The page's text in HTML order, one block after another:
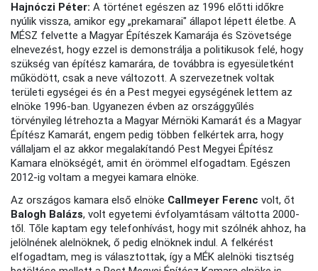
Hajnóczi Péter: A történet egészen az 1996 előtti időkre
nyúlik vissza, amikor egy „prekamarai" állapot lépett életbe. A
MÉSZ felvette a Magyar Építészek Kamarája és Szövetsége
elnevezést, hogy ezzel is demonstrálja a politikusok felé, hogy
szükség van építész kamarára, de továbbra is egyesületként
működött, csak a neve változott. A szervezetnek voltak
területi egységei és én a Pest megyei egységének lettem az
elnöke 1996-ban. Ugyanezen évben az országgyűlés
törvényileg létrehozta a Magyar Mérnöki Kamarát és a Magyar
Építész Kamarát, engem pedig többen felkértek arra, hogy
vállaljam el az akkor megalakítandó Pest Megyei Építész
Kamara elnökségét, amit én örömmel elfogadtam. Egészen
2012-ig voltam a megyei kamara elnöke.
Az országos kamara első elnöke Callmeyer Ferenc volt, őt
Balogh Balázs, volt egyetemi évfolyamtásam váltotta 2000-
től. Tőle kaptam egy telefonhívást, hogy mit szólnék ahhoz, ha
jelölnének alelnöknek, ő pedig elnöknek indul. A felkérést
elfogadtam, meg is választottak, így a MÉK alelnöki tisztség